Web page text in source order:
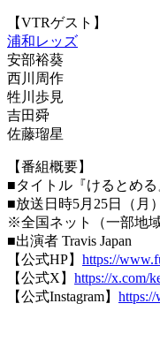
【VTRゲスト】
浦和レッズ
安部裕葵
西川周作
牲川歩見
吉田舜
佐藤瑠星
【番組概要】
■タイトル『けるとめる
■放送日時5月25日（月
※全国ネット（一部地域
■出演者 Travis Japan
【公式HP】 https://
【公式X】 https://x.com/
【公式Instagram】 https://